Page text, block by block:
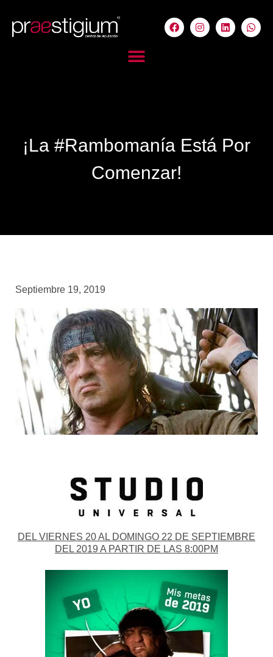
¡La #Rambomanía Está Por
Comenzar!
Septiembre 19, 2019
DEL VIERNES 20 AL DOMINGO 22 DE SEPTIEMBRE
DEL 2019 A PARTIR DE LAS 8:00PM